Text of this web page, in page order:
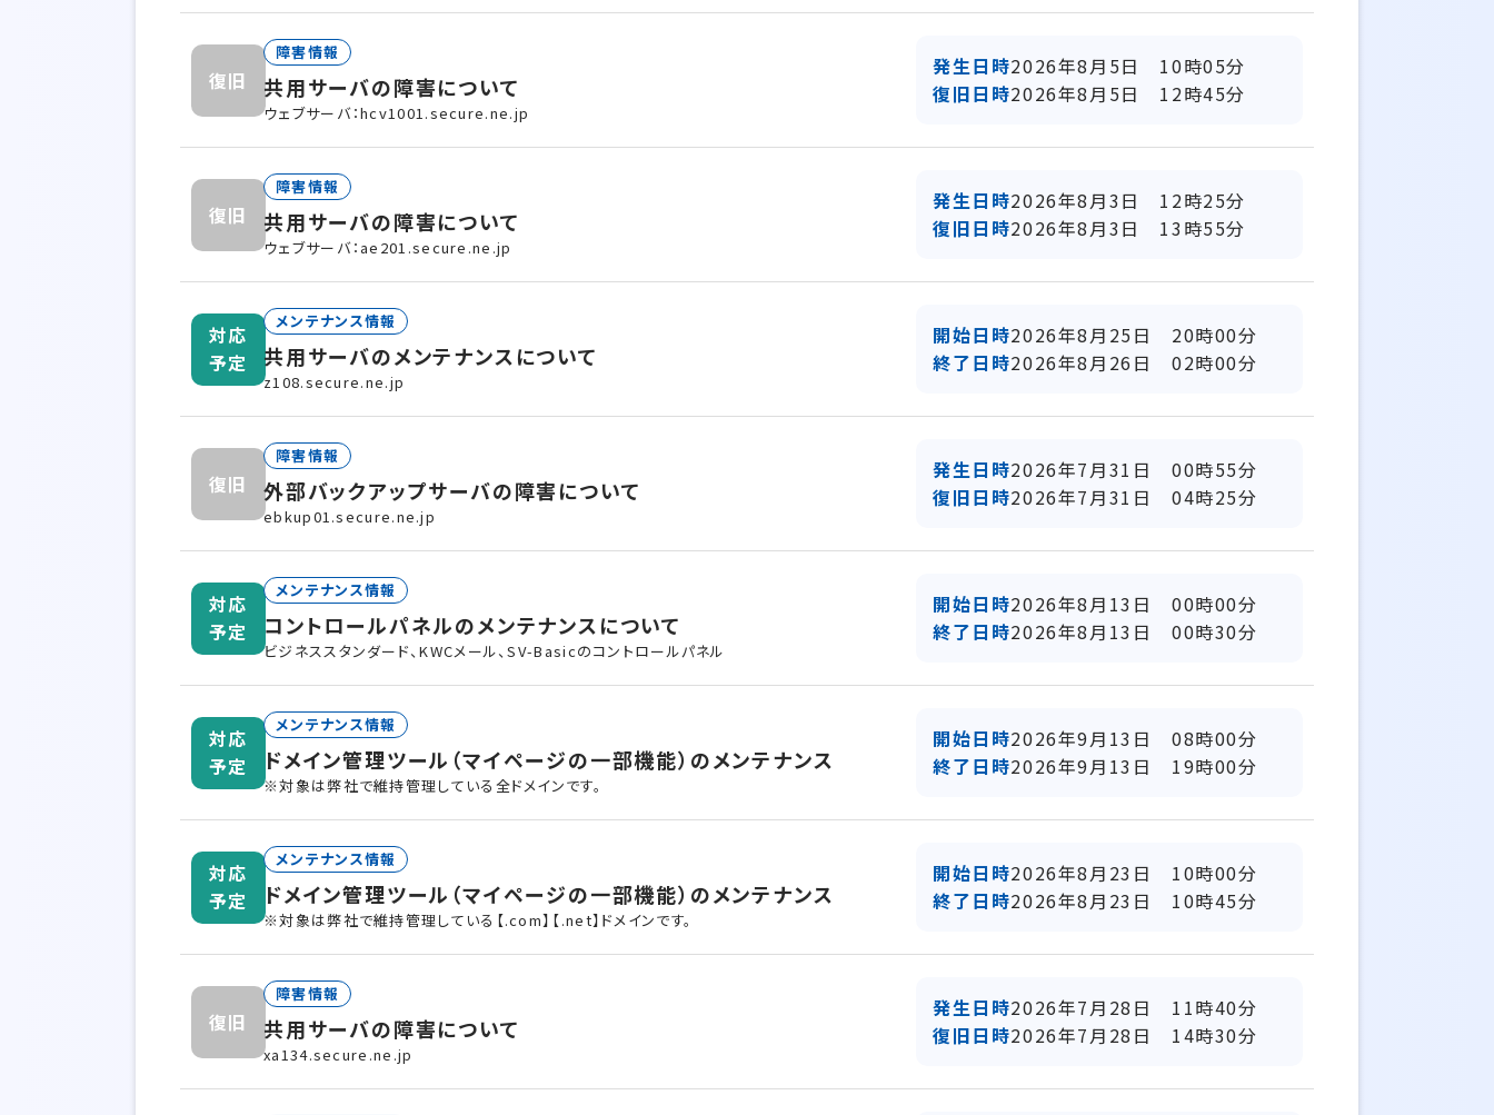
復旧
障害情報
共用サーバの障害について
ウェブサーバ：hcv1001.secure.ne.jp
発生日時2026年8月5日 10時05分
復旧日時2026年8月5日 12時45分
復旧
障害情報
共用サーバの障害について
ウェブサーバ：ae201.secure.ne.jp
発生日時2026年8月3日 12時25分
復旧日時2026年8月3日 13時55分
対応
予定
メンテナンス情報
共用サーバのメンテナンスについて
z108.secure.ne.jp
開始日時2026年8月25日 20時00分
終了日時2026年8月26日 02時00分
復旧
障害情報
外部バックアップサーバの障害について
ebkup01.secure.ne.jp
発生日時2026年7月31日 00時55分
復旧日時2026年7月31日 04時25分
対応
予定
メンテナンス情報
コントロールパネルのメンテナンスについて
ビジネススタンダード、KWCメール、SV-Basicのコントロールパネル
開始日時2026年8月13日 00時00分
終了日時2026年8月13日 00時30分
対応
予定
メンテナンス情報
ドメイン管理ツール（マイページの一部機能）のメンテナンス
※対象は弊社で維持管理している全ドメインです。
開始日時2026年9月13日 08時00分
終了日時2026年9月13日 19時00分
対応
予定
メンテナンス情報
ドメイン管理ツール（マイページの一部機能）のメンテナンス
※対象は弊社で維持管理している【.com】【.net】ドメインです。
開始日時2026年8月23日 10時00分
終了日時2026年8月23日 10時45分
復旧
障害情報
共用サーバの障害について
xa134.secure.ne.jp
発生日時2026年7月28日 11時40分
復旧日時2026年7月28日 14時30分